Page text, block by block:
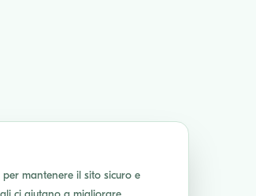
mantenere il sito sicuro e